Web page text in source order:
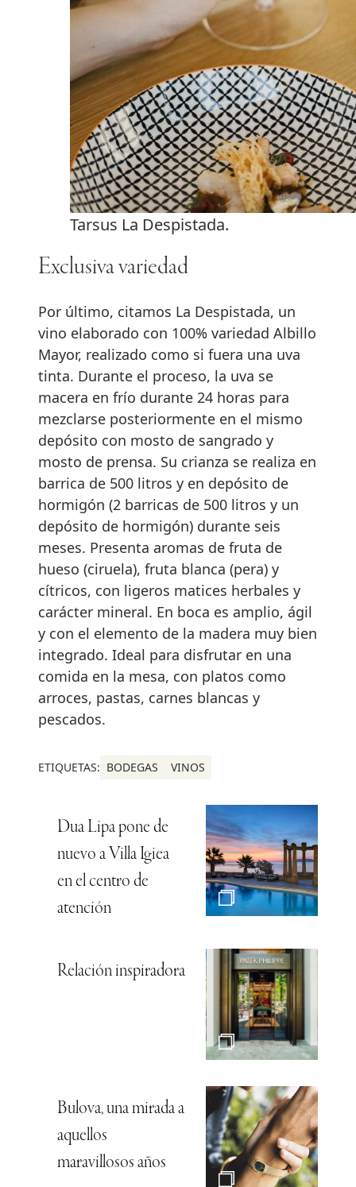
Tarsus La Despistada.
Exclusiva variedad
Por último, citamos La Despistada, un
vino elaborado con 100% variedad Albillo
Mayor, realizado como si fuera una uva
tinta. Durante el proceso, la uva se
macera en frío durante 24 horas para
mezclarse posteriormente en el mismo
depósito con mosto de sangrado y
mosto de prensa. Su crianza se realiza en
barrica de 500 litros y en depósito de
hormigón (2 barricas de 500 litros y un
depósito de hormigón) durante seis
meses. Presenta aromas de fruta de
hueso (ciruela), fruta blanca (pera) y
cítricos, con ligeros matices herbales y
carácter mineral. En boca es amplio, ágil
y con el elemento de la madera muy bien
integrado. Ideal para disfrutar en una
comida en la mesa, con platos como
arroces, pastas, carnes blancas y
pescados.
ETIQUETAS: BODEGAS VINOS
Dua Lipa pone de
nuevo a Villa Igiea
en el centro de
atención
Relación inspiradora
Bulova, una mirada a
aquellos
maravillosos años